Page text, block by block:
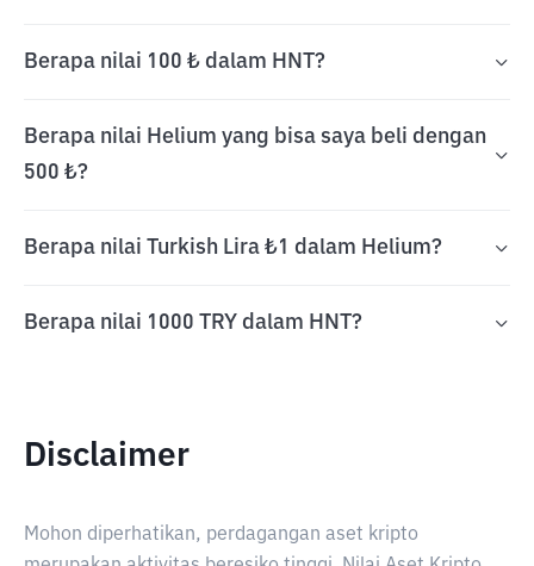
Berapa nilai 100 ₺ dalam HNT?
Berapa nilai Helium yang bisa saya beli dengan
500 ₺?
Berapa nilai Turkish Lira ₺1 dalam Helium?
Berapa nilai 1000 TRY dalam HNT?
Disclaimer
Mohon diperhatikan, perdagangan aset kripto